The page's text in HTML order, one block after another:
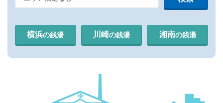
横浜の銭湯 川崎の銭湯 湘南の銭湯